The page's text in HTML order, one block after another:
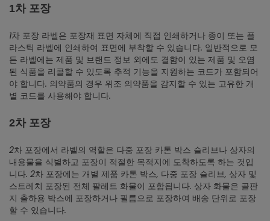
1차 포장
1차 포장 라벨은 포장재 표면 자체에 직접 인쇄하거나 종이 또는 플
라스틱 라벨에 인쇄하여 표면에 부착할 수 있습니다. 일반적으로 모
든 라벨에는 제품 및 브랜드 정보 외에도 결함이 있는 제품 및 오염
된 식품을 리콜할 수 있도록 추적 기능을 지원하는 코드가 포함되어
야 합니다. 의약품의 경우 위조 의약품을 감지할 수 있는 고유한 개
별 코드를 사용해야 합니다.
2차 포장
2차 포장에서 라벨의 역할은 다중 포장 카톤 박스 슬리브나 상자의
내용물을 식별하고 포장이 적절한 목적지에 도착하도록 하는 것입
니다. 2차 포장에는 개별 제품 카톤 박스, 다중 포장 슬리브, 상자 및
스트레치 포장된 전체 팔레트 화물이 포함됩니다. 상자 화물은 골판
지 출하용 박스에 포장하거나 필름으로 포장하여 배송 단위로 포장
할 수 있습니다.